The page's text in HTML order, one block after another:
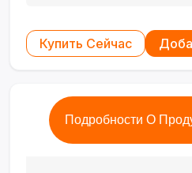
Купить Сейчас
Подробности О